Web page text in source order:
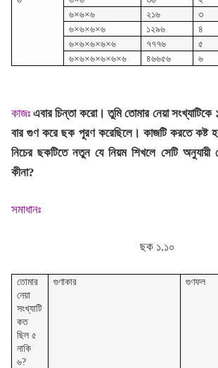
৬×৬×৬ ২১৬ ৩
৬×৬×৬×৬ ১২৯৬ ৪
৬×৬×৬×৬×৬ ৭৭৭৬ ৫
৬×৬×৬×৬×৬×৬ ৪৬৬৫৬ ৬
কাজঃ এবার চিন্তা করো। তুমি তোমার নেয়া সংখ্যাটিকে
বার গুণ করে ছক পূরণ করেছিলে। কাজটি করতে কষ্ট
নিচের ছকটিতে নতুন যে নিয়ম শিখলে সেটি
কীনা?
সমাধানঃ
ছক ১.১০
তোমার
নেয়া
সংখ্যাটি
কত
ছিল ৫
নাকি
৬?
গুণাকার গুণফল